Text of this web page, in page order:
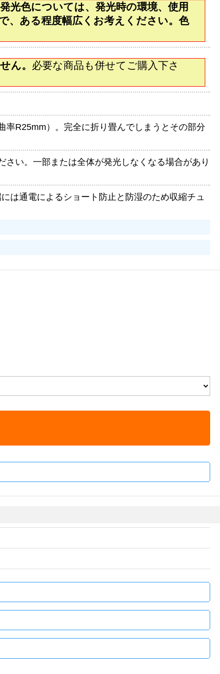
光色については、発光時の環境、使用
、ある程度幅広くお考えください。色
ん。 必要な商品も併せてご購入下さ
R25mm）。完全に折り畳んでしまうとその部分
い。一部または全体が発光しなくなる場合があり
は通電によるショート防止と防湿のため収縮チュ